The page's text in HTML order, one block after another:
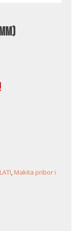
,Makita pribor i